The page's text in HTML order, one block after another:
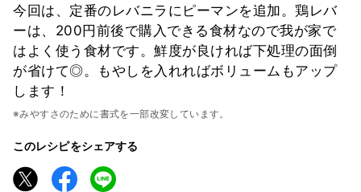
今回は、定番のレバニラにピーマンを追加。鶏レバ
ーは、200円前後で購入できる食材なので我が家で
はよく使う食材です。鮮度が良ければ下処理の面倒
が省けて◎。もやしを入れればボリュームもアップ
します！
※みやすさのために書式を一部改変しています。
このレシピをシェアする